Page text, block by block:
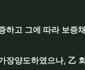
하고 그에 따라 보증
장양도하였으나, 乙